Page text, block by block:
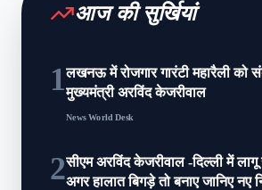
आज की सुर्खियां
1लखनऊ में रोजगार गारंटी महारैली को
मुख्यमंत्री अरविंद केजरीवाल
News World Desk
2सीएम अरविंद केजरीवाल -दिल्ली में लागू
अगर हालात बिगड़े तो बनाए जानिए नए